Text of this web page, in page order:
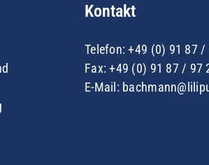
Kontakt
Telefon:+49 (0) 91 87 /
Fax: +49 (0) 91 87 / 97
E-Mail: